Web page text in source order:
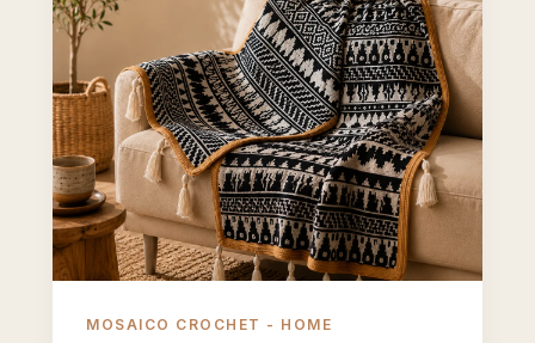
MOSAICO CROCHET - HOME